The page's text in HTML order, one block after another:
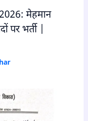
2026: मेहमान
पर भर्ती |